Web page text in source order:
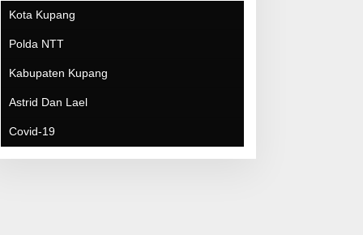
Kota Kupang
Polda NTT
Kabupaten Kupang
Astrid Dan Lael
Covid-19